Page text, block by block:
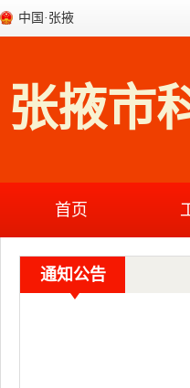
中国·张掖
掖市
首页
通知公告